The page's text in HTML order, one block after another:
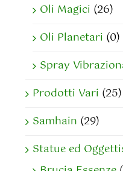
Oli Magici (26)
Oli Planetari (0)
Spray
Prodotti Vari (25)
Samhain (29)
Statue ed